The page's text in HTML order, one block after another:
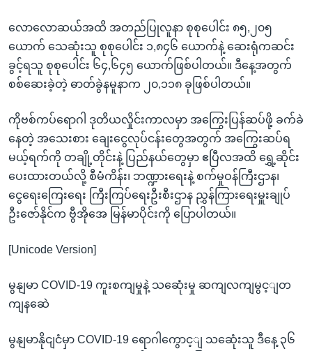
လောလောဆယ်အထိ အတည်ပြုလူနာ စုစုပေါင်း ၈၅,၂၀၅
ယောက် သေဆုံးသူ စုစုပေါင်း ၁,၈၄၆ ယောက်နဲ့ ဆေးရုံကဆင်း
ခွင့်ရသူ စုစုပေါင်း ၆၄,၆၄၅ ယောက်ဖြစ်ပါတယ်။ ဒီနေ့အတွက်
စစ်ဆေးခဲ့တဲ့ ဓာတ်ခွဲနမူနာက ၂၀,၁၁၈ ခုဖြစ်ပါတယ်။
ကိုဗစ်ကပ်ရောဂါ ဒုတိယလှိုင်းကာလမှာ အကြွေးပြန်ဆပ်ဖို့ ခက်ခဲ
နေတဲ့ အသေးစား ချေးငွေလုပ်ငန်းတွေအတွက် အကြွေးဆပ်ရ
မယ့်ရက်ကို တချို့တိုင်းနဲ့ ပြည်နယ်တွေမှာ ဧပြီလအထိ ရွှေ့ဆိုင်း
ပေးထားတယ်လို့ စီမံကိန်း၊ ဘဏ္ဍားရေးနဲ့ စက်မှုဝန်ကြီးဌာန၊
ငွေရေးကြေးရေး ကြီးကြပ်ရေးဦးစီးဌာန ညွှန်ကြားရေးမှူးချုပ်
ဦးဇော်နိုင်က ဗွီအိုအေ မြန်မာပိုင်းကို ပြောပါတယ်။
[Unicode Version]
မွနျမာ COVID-19 ကူးစကျမှုနဲ့ သဆေုံးမှု ဆကျလကျမွင့ျတ
ကျနဆေဲ
မွနျမာနိုငျငံမှာ COVID-19 ရောဂါကွောင့ျ သဆေုံးသူ ဒီနေ့ ၃၆